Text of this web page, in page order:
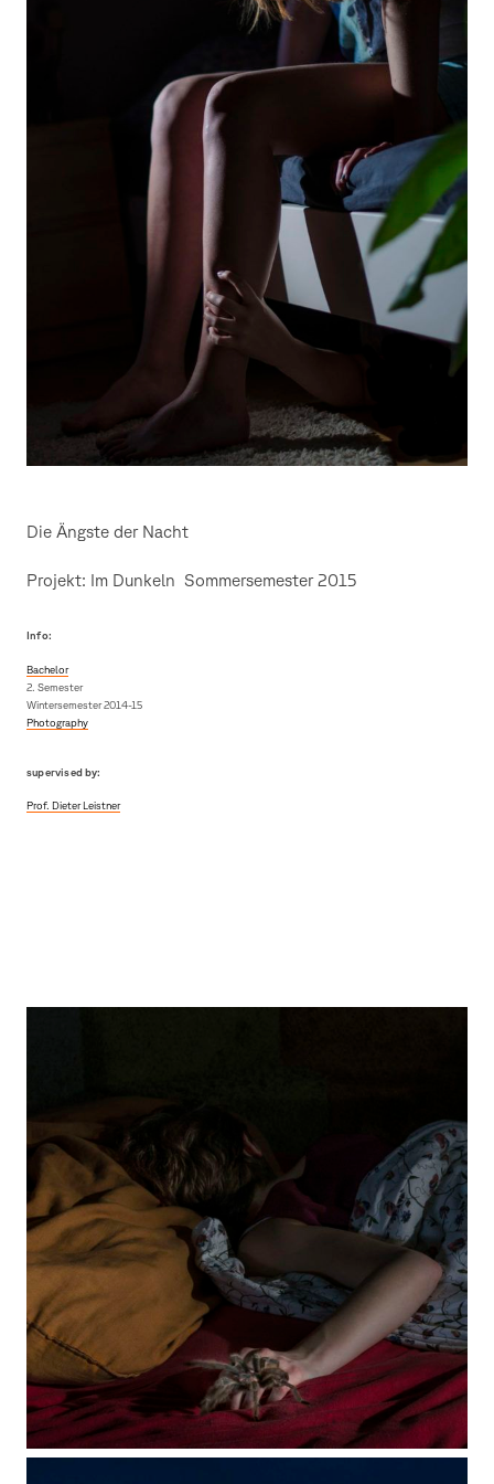
Die Ängste der Nacht
Projekt: Im Dunkeln Sommersemester 2015
Info:
Bachelor
2. Semester
Wintersemester 2014-15
Photography
supervised by:
Prof. Dieter Leistner